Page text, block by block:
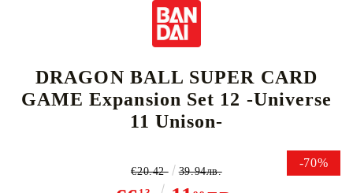
DRAGON BALL SUPER CARD
GAME Expansion Set 12 -Universe
11 Unison-
-70%
€20.42 39.94лв.